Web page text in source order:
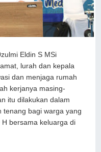
Eldin S MSi
lurah dan kepala
dan menjaga rumah
kerjanya masing-
itu dilakukan dalam
tenang bagi warga yang
bersama keluarga di